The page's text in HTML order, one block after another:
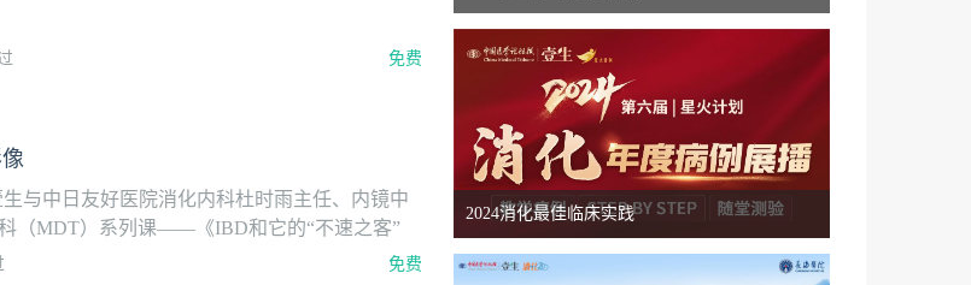
免费
与中日友好医院消化内科杜时雨主任、内镜中
（MDT）系列课——《IBD和它的“不速之客”
问题，每个话题都由消化、超声、影像、肛肠科
免费
2024消化最佳临床实践